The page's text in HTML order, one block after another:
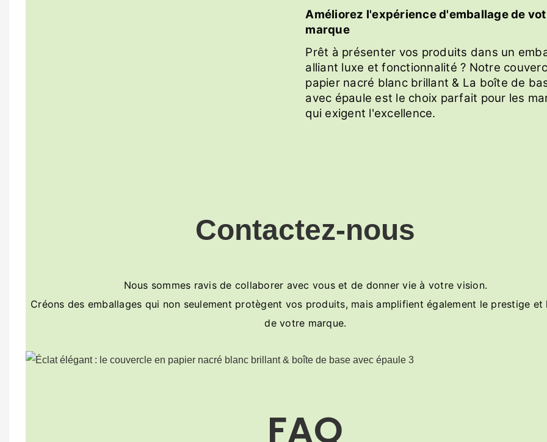
Améliorez l'expérience d'emballage de
marque
Prêt à présenter vos produits dans un
alliant luxe et fonctionnalité ? Notre
papier nacré blanc brillant & La boîte de
avec épaule est le choix parfait pour les
qui exigent l'excellence.
Contactez-nous
Nous sommes ravis de collaborer avec vous et de donner vie à votre vision.
Créons des emballages qui non seulement protègent vos produits, mais amplifient également le prestige
de votre marque.
FAQ